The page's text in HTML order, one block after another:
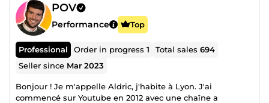
POV
Performance Top
Professional Order in progress1 Total sales694
Seller since Mar 2023
Bonjour ! Je m'appelle Aldric, j'habite à Lyon. J'ai
commencé sur Youtube en 2012 avec une chaîne a